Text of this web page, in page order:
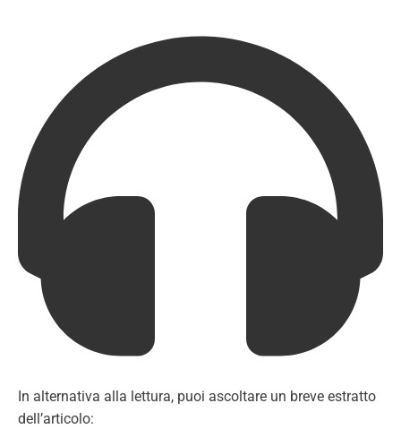
In alternativa alla lettura, puoi ascoltare un breve estratto
dell’articolo: